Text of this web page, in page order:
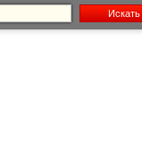
Искать